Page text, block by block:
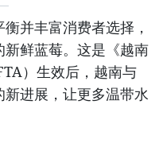
并丰富消费者选择，
鲜蓝莓。这是《越南
）生效后，越南与
进展，让更多温带水